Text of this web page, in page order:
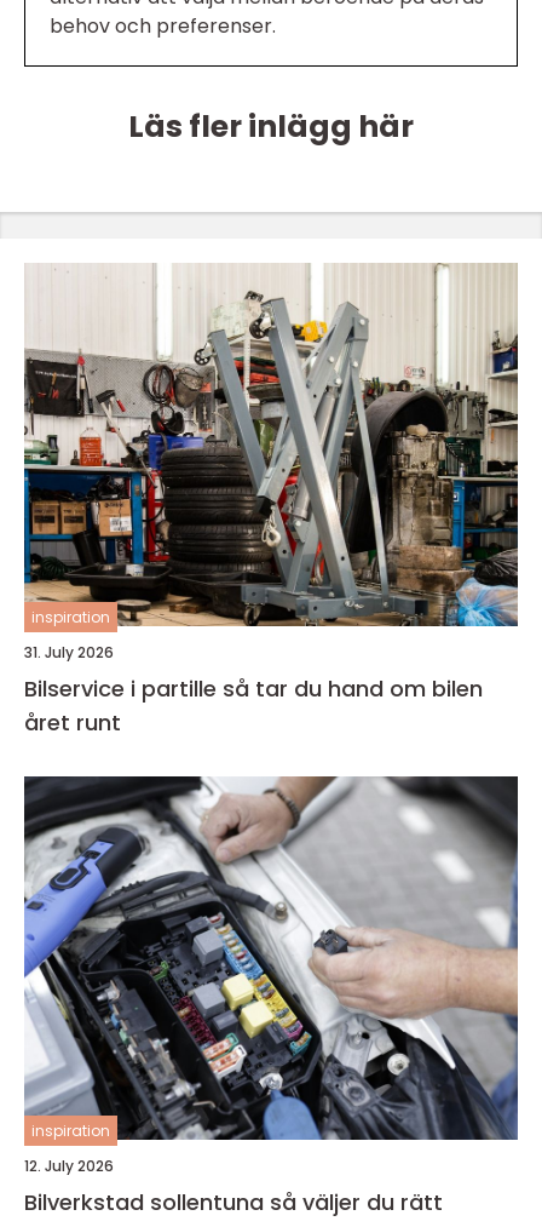
behov och preferenser.
Läs fler inlägg här
inspiration
31. July 2026
Bilservice i partille så tar du hand om bilen
året runt
inspiration
12. July 2026
Bilverkstad sollentuna så väljer du rätt